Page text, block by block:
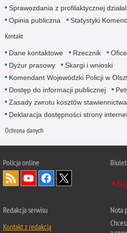
Sprawozdania z profilaktycznej
Opinia publiczna
Statystyki
Kontakt
Dane kontaktowe Rzecznik
Dyżur prasowy
Skargi i wnioski
Komendant Wojewódzki Policji w
Dostęp do informacji publicznej
Zasady zwrotu kosztów
Deklaracja dostępności strony
Ochrona danych
Policja online
Redakcja serwisu
Kontakt z redakcją
Nota